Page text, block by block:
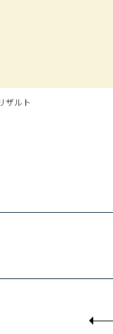
ザルト